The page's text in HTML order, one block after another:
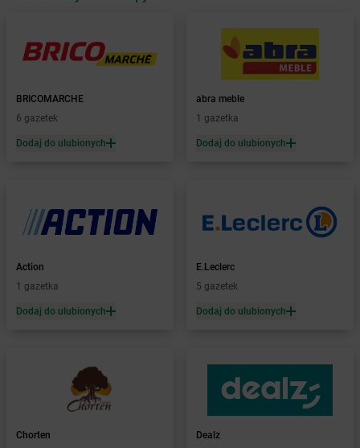
Żabka Babimost
Żabka Baborów
Żabka Bachowice
Żabka Bądkowo
Żabka Bąków
Żabka Baranowo
Żabka Barcin
Żabka
Żabka Barlinek
Żabka Barniewice
Baruchowo
Barwałd Średni
Barwice
BRICOMARCHE
6 gazetek
Dodaj do ulubionych
abra meble
1 gazetka
Dodaj do ulubionych
Action
1 gazetka
Dodaj do ulubionych
E.Leclerc
5 gazetek
Dodaj do ulubionych
Chorten
Dealz